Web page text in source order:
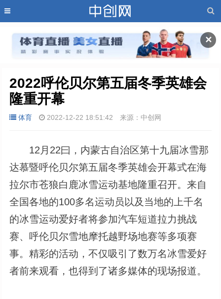
✕
2022呼伦贝尔第五届冬季英雄会
隆重开幕
体育 2022-12-22 18:51:42 来源：中创网
12月22曰，内蒙古自治区第十九届冰雪那
达慕暨呼伦贝尔第五届冬季英雄会开幕式在海
拉尔市苍狼白鹿冰雪运动基地隆重召开。来自
全国各地的100多名运动员以及当地的上千名
的冰雪运动爱好者将参加汽车短道拉力挑战
赛、呼伦贝尔雪地摩托越野场地赛等多项赛
事。精彩的活动，不仅吸引了数万名冰雪爱好
者前来观看，也得到了诸多媒体的现场报道。